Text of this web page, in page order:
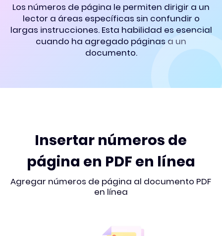
Los números de página le permiten dirigir a un
lector a áreas específicas sin confundir o
largas instrucciones. Esta habilidad es esencial
cuando ha agregado páginas a un
documento.
Insertar números de
página en PDF en línea
Agregar números de página al documento PDF
en línea